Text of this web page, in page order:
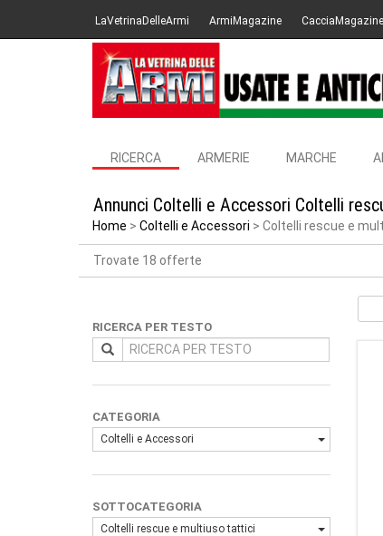
LaVetrinaDelleArmi ArmiMagazine CacciaMagazine
RICERCA ARMERIE MARCHE
Annunci Coltelli e Accessori Coltelli
Home Coltelli e Accessori Coltelli rescue e
Trovate 18 offerte
RICERCA PER TESTO
CATEGORIA
Coltelli e Accessori
SOTTOCATEGORIA
Coltelli rescue e multiuso tattici